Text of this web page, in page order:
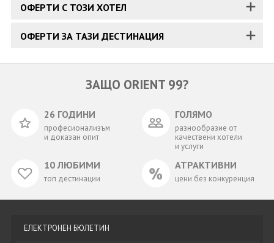
ОФЕРТИ С ТОЗИ ХОТЕЛ
ОФЕРТИ ЗА ТАЗИ ДЕСТИНАЦИЯ
ЗАЩО ORIENT 99?
26 ГОДИНИ
професионализъм
и доказан опит
ГОЛЯМО
разнообразие от
качествени хотели
и услуги
10 ЛЮБИМИ
топ дестинации
АТРАКТИВНИ
цени без конкуренция
ЕЛЕКТРОНЕН БЮЛЕТИН